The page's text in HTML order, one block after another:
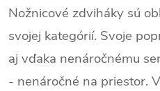
Nožnicové zdviháky sú
svojej kategórií. Svoje
aj vďaka nenáročnému
- nenáročné na priestor.